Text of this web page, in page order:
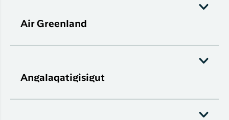
Air Greenland
Angalaqatigisigut